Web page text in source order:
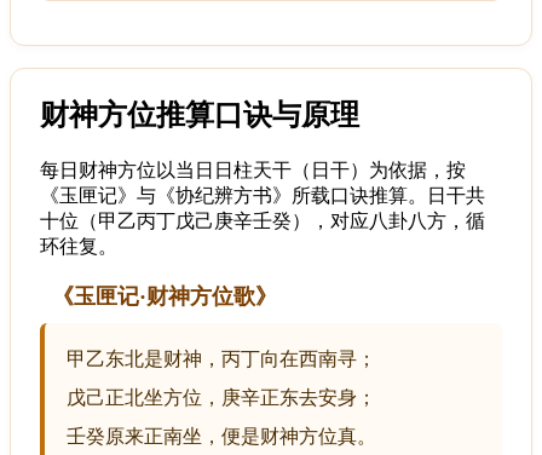
财神方位推算口诀与原理
每日财神方位以当日日柱天干（日干）为依据，按
《玉匣记》与《协纪辨方书》所载口诀推算。日干共
十位（甲乙丙丁戊己庚辛壬癸），对应八卦八方，循
环往复。
《玉匣记·财神方位歌》
甲乙东北是财神，丙丁向在西南寻；
戊己正北坐方位，庚辛正东去安身；
壬癸原来正南坐，便是财神方位真。